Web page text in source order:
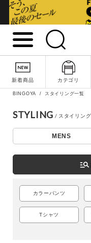
新着商品 カテゴリ
BINGOYA スタイリング一覧
STYLING
MENS
manage_search
カラーパンツ
Tシャツ